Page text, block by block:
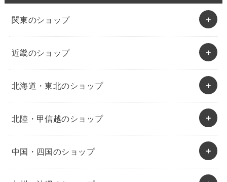
関東のショップ
近畿のショップ
北海道・東北のショップ
北陸・甲信越のショップ
中国・四国のショップ